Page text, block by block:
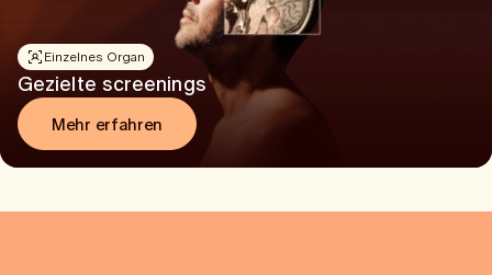
Einzelnes Organ
Gezielte screenings
Mehr erfahren